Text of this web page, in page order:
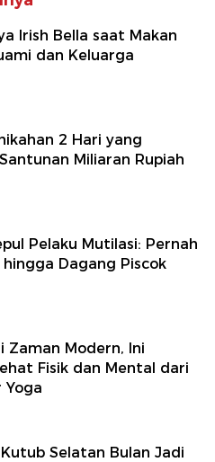
Irish Bella saat Makan
dan Keluarga
2 Hari yang
Miliaran Rupiah
Pelaku Mutilasi: Pernah
hingga Dagang Piscok
Zaman Modern, Ini
Fisik dan Mental dari
Selatan Bulan Jadi